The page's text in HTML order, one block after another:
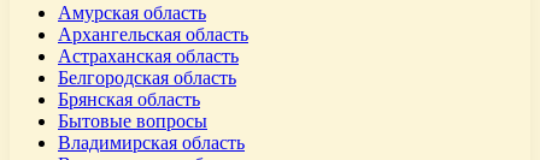
Амурская область
Архангельская область
Астраханская область
Белгородская область
Брянская область
Бытовые вопросы
Владимирская область